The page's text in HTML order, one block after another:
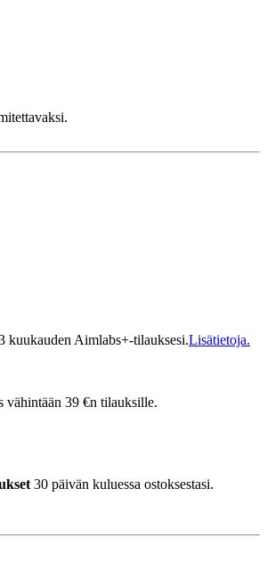
Aimlabs+-tilauksesi.Lisätietoja.
vähintään 39 €n tilauksille.
30 päivän kuluessa ostoksestasi.